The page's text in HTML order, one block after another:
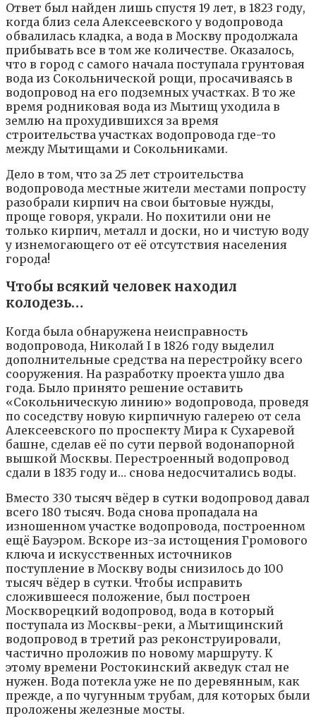
Ответ был найден лишь спустя 19 лет, в 1823 году,
когда близ села Алексеевского у водопровода
обвалилась кладка, а вода в Москву продолжала
прибывать все в том же количестве. Оказалось,
что в город с самого начала поступала грунтовая
вода из Сокольнической рощи, просачиваясь в
водопровод на его подземных участках. В то же
время родниковая вода из Мытищ уходила в
землю на прохудившихся за время
строительства участках водопровода где-то
между Мытищами и Сокольниками.
Дело в том, что за 25 лет строительства
водопровода местные жители местами попросту
разобрали кирпич на свои бытовые нужды,
проще говоря, украли. Но похитили они не
только кирпич, металл и доски, но и чистую воду
у изнемогающего от её отсутствия населения
города!
Чтобы всякий человек находил
колодезь…
Когда была обнаружена неисправность
водопровода, Николай I в 1826 году выделил
дополнительные средства на перестройку всего
сооружения. На разработку проекта ушло два
года. Было принято решение оставить
«Сокольническую линию» водопровода, проведя
по соседству новую кирпичную галерею от села
Алексеевского по проспекту Мира к Сухаревой
башне, сделав её по сути первой водонапорной
вышкой Москвы. Перестроенный водопровод
сдали в 1835 году и… снова недосчитались воды.
Вместо 330 тысяч вёдер в сутки водопровод давал
всего 180 тысяч. Вода снова пропадала на
изношенном участке водопровода, построенном
ещё Бауэром. Вскоре из-за истощения Громового
ключа и искусственных источников
поступление в Москву воды снизилось до 100
тысяч вёдер в сутки. Чтобы исправить
сложившееся положение, был построен
Москворецкий водопровод, вода в который
поступала из Москвы-реки, а Мытищинский
водопровод в третий раз реконструировали,
частично проложив по новому маршруту. К
этому времени Ростокинский акведук стал не
нужен. Вода потекла уже не по деревянным, как
прежде, а по чугунным трубам, для которых были
проложены железные мосты.